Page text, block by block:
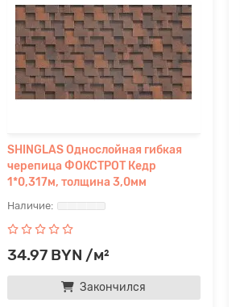
SHINGLAS Однослойная гибкая
черепица ФОКСТРОТ Кедр
1*0,317м, толщина 3,0мм
34.97 BYN /м²
Закончился